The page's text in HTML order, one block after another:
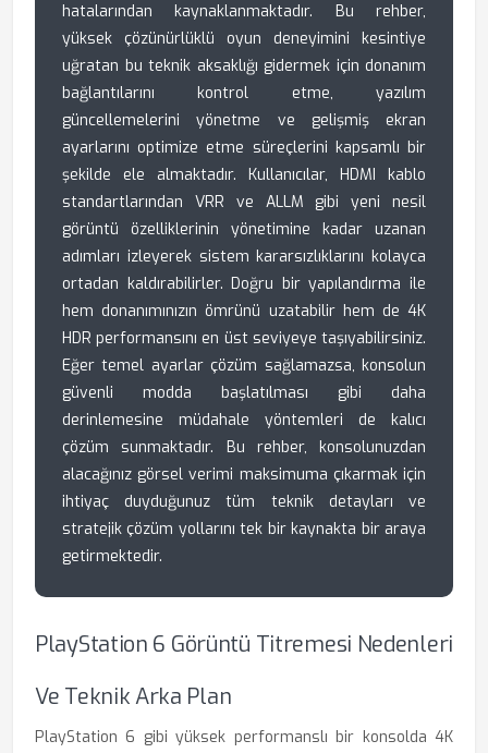
hatalarından kaynaklanmaktadır. Bu rehber,
yüksek çözünürlüklü oyun deneyimini kesintiye
uğratan bu teknik aksaklığı gidermek için donanım
bağlantılarını kontrol etme, yazılım
güncellemelerini yönetme ve gelişmiş ekran
ayarlarını optimize etme süreçlerini kapsamlı bir
şekilde ele almaktadır. Kullanıcılar, HDMI kablo
standartlarından VRR ve ALLM gibi yeni nesil
görüntü özelliklerinin yönetimine kadar uzanan
adımları izleyerek sistem kararsızlıklarını kolayca
ortadan kaldırabilirler. Doğru bir yapılandırma ile
hem donanımınızın ömrünü uzatabilir hem de 4K
HDR performansını en üst seviyeye taşıyabilirsiniz.
Eğer temel ayarlar çözüm sağlamazsa, konsolun
güvenli modda başlatılması gibi daha
derinlemesine müdahale yöntemleri de kalıcı
çözüm sunmaktadır. Bu rehber, konsolunuzdan
alacağınız görsel verimi maksimuma çıkarmak için
ihtiyaç duyduğunuz tüm teknik detayları ve
stratejik çözüm yollarını tek bir kaynakta bir araya
getirmektedir.
PlayStation 6 Görüntü Titremesi Nedenleri
Ve Teknik Arka Plan
PlayStation 6 gibi yüksek performanslı bir konsolda 4K